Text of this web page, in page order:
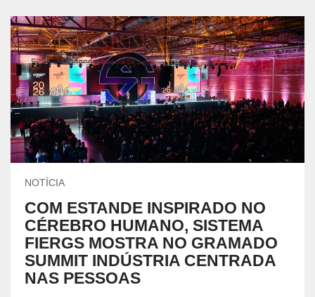
NOTÍCIA
COM ESTANDE INSPIRADO NO
CÉREBRO HUMANO, SISTEMA
FIERGS MOSTRA NO GRAMADO
SUMMIT INDÚSTRIA CENTRADA
NAS PESSOAS